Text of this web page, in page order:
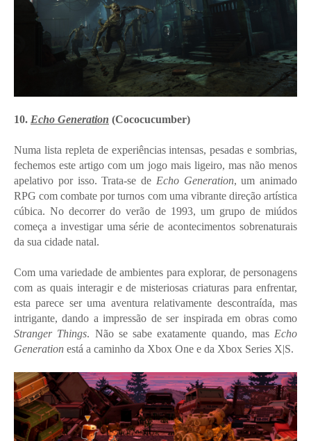
10. Echo Generation (Cococucumber)
Numa lista repleta de experiências intensas, pesadas e sombrias,
fechemos este artigo com um jogo mais ligeiro, mas não menos
apelativo por isso. Trata-se de Echo Generation, um animado
RPG com combate por turnos com uma vibrante direção artística
cúbica. No decorrer do verão de 1993, um grupo de miúdos
começa a investigar uma série de acontecimentos sobrenaturais
da sua cidade natal.
Com uma variedade de ambientes para explorar, de personagens
com as quais interagir e de misteriosas criaturas para enfrentar,
esta parece ser uma aventura relativamente descontraída, mas
intrigante, dando a impressão de ser inspirada em obras como
Stranger Things. Não se sabe exatamente quando, mas Echo
Generation está a caminho da Xbox One e da Xbox Series X|S.